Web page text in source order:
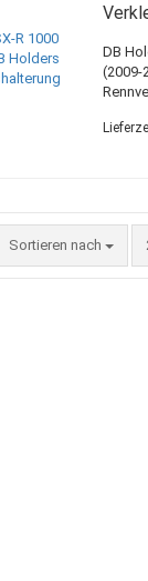
DB
(2009-
Sortieren nach
Sortieren nach